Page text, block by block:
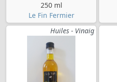
250 ml
Le Fin Fermier
Huiles - Vinaig